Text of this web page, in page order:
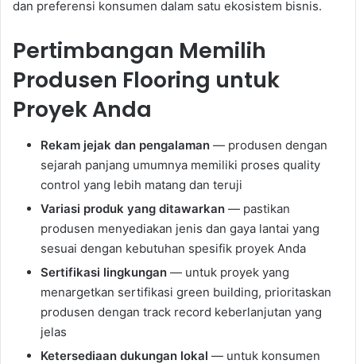
dan preferensi konsumen dalam satu ekosistem bisnis.
Pertimbangan Memilih
Produsen Flooring untuk
Proyek Anda
Rekam jejak dan pengalaman — produsen dengan
sejarah panjang umumnya memiliki proses quality
control yang lebih matang dan teruji
Variasi produk yang ditawarkan — pastikan
produsen menyediakan jenis dan gaya lantai yang
sesuai dengan kebutuhan spesifik proyek Anda
Sertifikasi lingkungan — untuk proyek yang
menargetkan sertifikasi green building, prioritaskan
produsen dengan track record keberlanjutan yang
jelas
Ketersediaan dukungan lokal — untuk konsumen